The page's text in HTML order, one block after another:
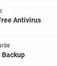
Antivirus
Backup